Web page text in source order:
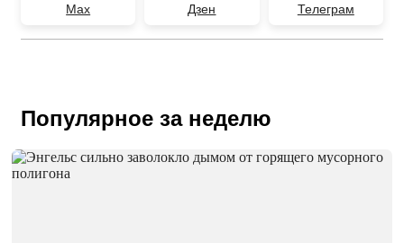
Max Дзен Телеграм
Популярное за неделю